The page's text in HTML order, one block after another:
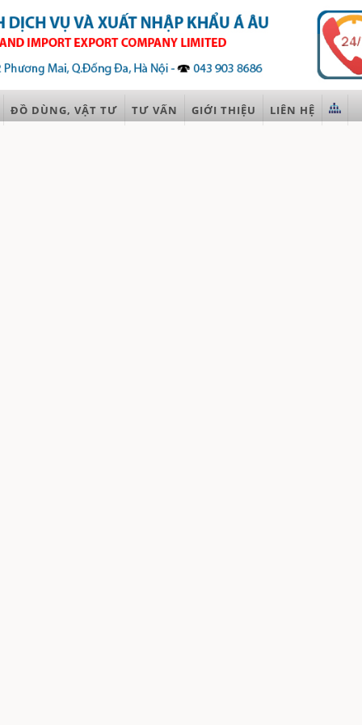
ĐỒ DÙNG, VẬT TƯ TƯ VẤN GIỚI THIỆU LIÊN HỆ